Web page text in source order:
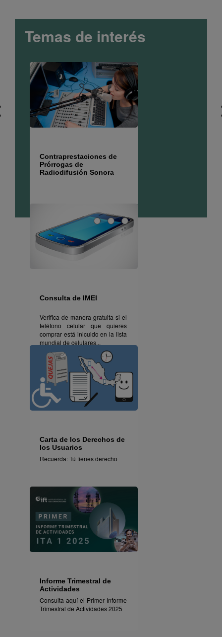
Temas de interés
Contraprestaciones de
Prórrogas de
Radiodifusión Sonora
Consulta de IMEI
Verifica de manera gratuita si el
teléfono celular que quieres
comprar está inlcuido en la lista
mundial de celulares...
Carta de los Derechos de
los Usuarios
Recuerda: Tú tienes derecho
Informe Trimestral de
Actividades
Consulta aquí el Primer Informe
Trimestral de Actividades 2025